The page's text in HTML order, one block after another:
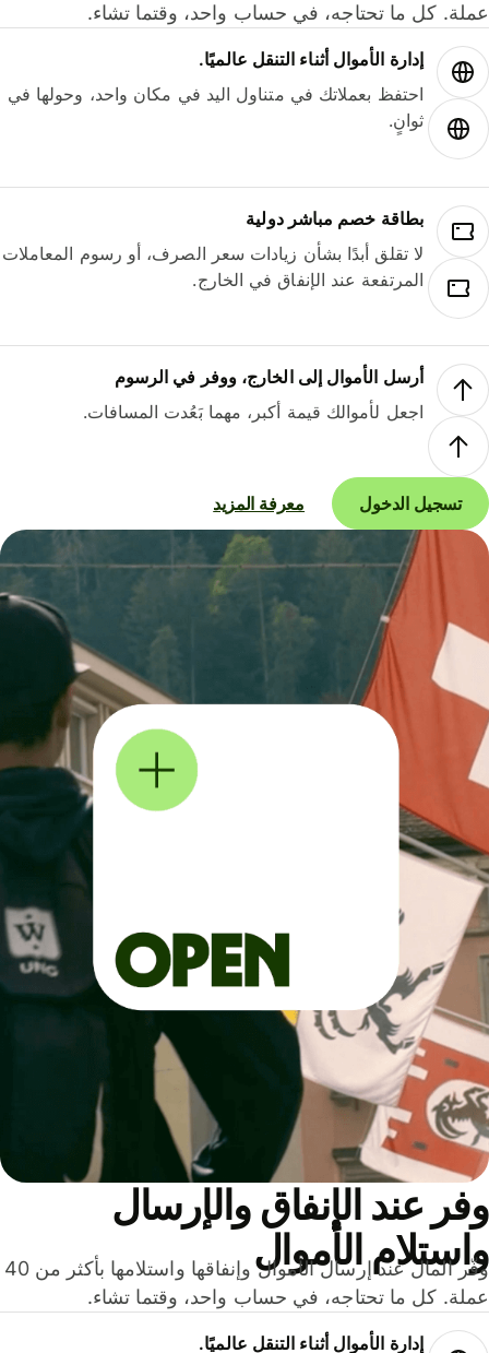
كل ما تحتاجه، في حساب واحد، وقتما تشاء.
إدارة الأموال أثناء التنقل عالميًا.
احتفظ بعملاتك في متناول اليد في مكان واحد، وحولها في
ثوانٍ.
بطاقة خصم مباشر دولية
لا تقلق أبدًا بشأن زيادات سعر الصرف، أو رسوم المعاملات
المرتفعة عند الإنفاق في الخارج.
أرسل الأموال إلى الخارج، ووفر في الرسوم
اجعل لأموالك قيمة أكبر، مهما بَعُدت المسافات.
تسجيل الدخول معرفة المزيد
عند الإنفاق والإرسال
الأموال
وفّر المال عند إرسال الأموال وإنفاقها واستلامها بأكثر من 40
كل ما تحتاجه، في حساب واحد، وقتما تشاء.
إدارة الأموال أثناء التنقل عالميًا.